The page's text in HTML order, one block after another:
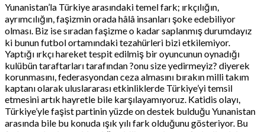
Yunanistan’la Türkiye arasındaki temel fark; ırkçılığın,
ayrımcılığın, faşizmin orada hâlâ insanları şoke edebiliyor
olması. Biz ise sıradan faşizme o kadar saplanmış durumdayız
ki bunun futbol ortamındaki tezahürleri bizi etkilemiyor.
Yaptığı ırkçı hareket tespit edilmiş bir oyuncunun oynadığı
kulübün taraftarları tarafından ?onu size yedirmeyiz? diyerek
korunmasını, federasyondan ceza almasını bırakın milli takım
kaptanı olarak uluslararası etkinliklerde Türkiye’yi temsil
etmesini artık hayretle bile karşılayamıyoruz. Katidis olayı,
Türkiye’yle faşist partinin yüzde on destek bulduğu Yunanistan
arasında bile bu konuda ışık yılı fark olduğunu gösteriyor. Bu